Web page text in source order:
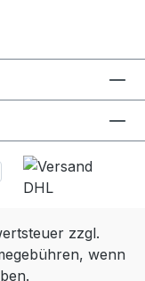
zzgl.
wenn